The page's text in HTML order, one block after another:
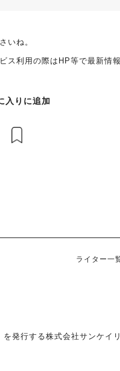
いね。
ス利用の際はHP等で最新情
入りに追加
ライター一
発行する株式会社サンケイ